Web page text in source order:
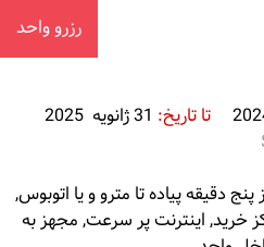
رزرو واحد
تا تاریخ: 31 ژانویه 2025
پنج دقیقه پیاده تا مترو و یا اتوبوس,
خرید, اینترنت پر سرعت, مجهز به